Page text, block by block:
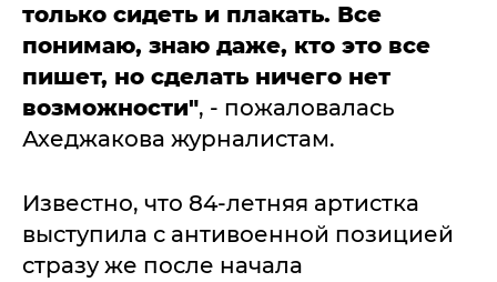
только сидеть и плакать. Все
понимаю, знаю даже, кто это все
пишет, но сделать ничего нет
возможности", - пожаловалась
Ахеджакова журналистам.
Известно, что 84-летняя артистка
выступила с антивоенной позицией
стразу же после начала